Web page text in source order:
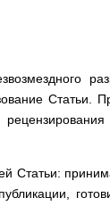
Статьи.
Статьи: